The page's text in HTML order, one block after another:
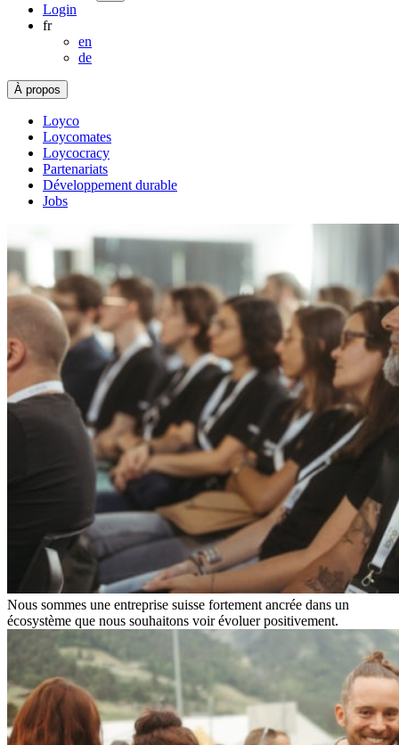
Login
fr
en
de
À propos
Loyco
Loycomates
Loycocracy
Partenariats
Développement durable
Jobs
Nous sommes une entreprise suisse fortement ancrée dans un
écosystème que nous souhaitons voir évoluer positivement.